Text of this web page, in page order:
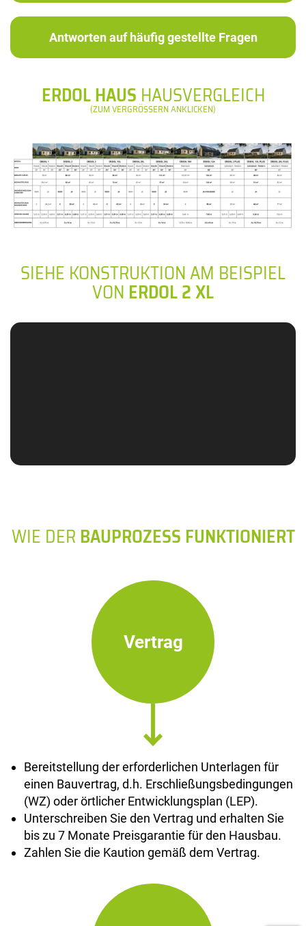
Antworten auf häufig gestellte Fragen
ERDOL HAUS HAUSVERGLEICH
(ZUM VERGRÖSSERN ANKLICKEN)
SIEHE KONSTRUKTION AM BEISPIEL
VONERDOL 2 XL
WIE DERBAUPROZESS FUNKTIONIERT
Vertrag
Bereitstellung der erforderlichen Unterlagen für
einen Bauvertrag, d.h. Erschließungsbedingungen
(WZ) oder örtlicher Entwicklungsplan (LEP).
Unterschreiben Sie den Vertrag und erhalten Sie
bis zu 7 Monate Preisgarantie für den Hausbau.
Zahlen Sie die Kaution gemäß dem Vertrag.